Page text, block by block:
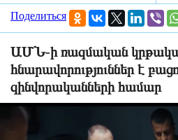
Поделиться
ԱՄՆ-ի ռազմական
հնարավորություններ է
զինվորականների համար